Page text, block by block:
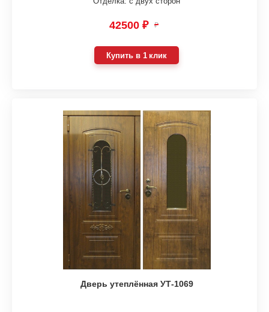
42500 ₽ ₽
Купить в 1 клик
Дверь утеплённая УТ-1069